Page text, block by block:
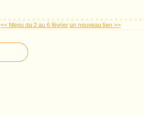
<< Menu du 2 au 6 février un nouveau lien >>